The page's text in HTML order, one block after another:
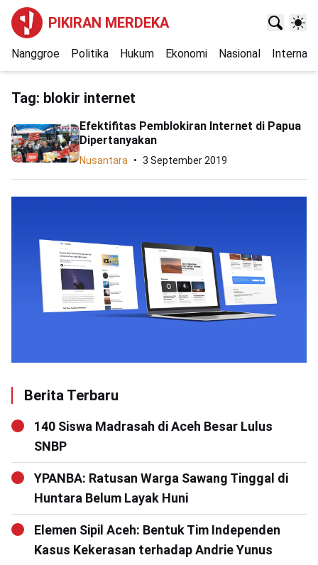
PIKIRAN MERDEKA
Nanggroe Politika Hukum Ekonomi Nasional
Tag: blokir internet
Efektifitas Pemblokiran Internet di Papua
Dipertanyakan
Nusantara 3 September 2019
Berita Terbaru
140 Siswa Madrasah di Aceh Besar Lulus
SNBP
YPANBA: Ratusan Warga Sawang Tinggal di
Huntara Belum Layak Huni
Elemen Sipil Aceh: Bentuk Tim Independen
Kasus Kekerasan terhadap Andrie Yunus